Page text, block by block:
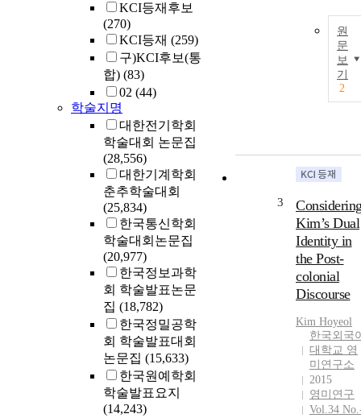
KCI등재후보
(270)
KCI등재 (259)
구)KCI후보(통
합) (83)
02 (44)
학술지명
대한전기학회
학술대회 논문집
(28,556)
대한기계학회
춘추학술대회
(25,834)
한국통신학회
학술대회논문집
(20,977)
한국정보과학
회 학술발표논문
집 (18,782)
한국정밀공학
회 학술발표대회
논문집 (15,633)
한국원예학회
학술발표요지
(14,243)
원
문
보
기
2
3
Kim’s Dual
Identity in
the Post-
colonial
Discourse
Kim Hoyeol
한국외국
대학교 영
미연구소
2015
영미연구
Vol.34